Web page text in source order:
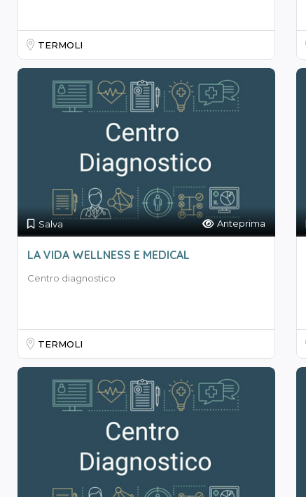
TERMOLI
Salva Anteprima
LA VIDA WELLNESS E MEDICAL
Centro diagnostico
TERMOLI